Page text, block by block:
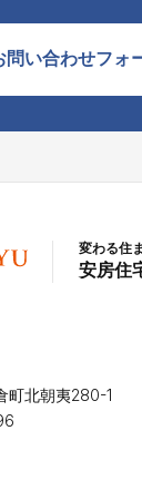
問い合わせフォ
変わる住
安房住
町北朝夷280-1